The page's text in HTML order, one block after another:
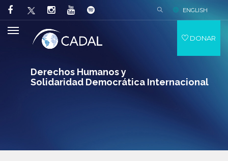
Derechos Humanos y
Solidaridad Democrática Internacional
ENGLISH
DONAR